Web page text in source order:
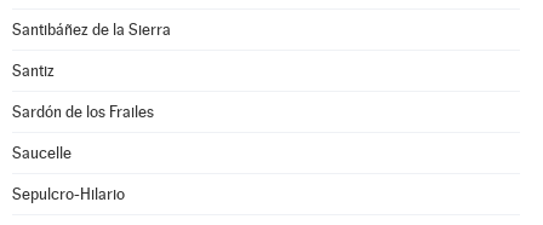
Santibáñez de la Sierra
Santiz
Sardón de los Frailes
Saucelle
Sepulcro-Hilario